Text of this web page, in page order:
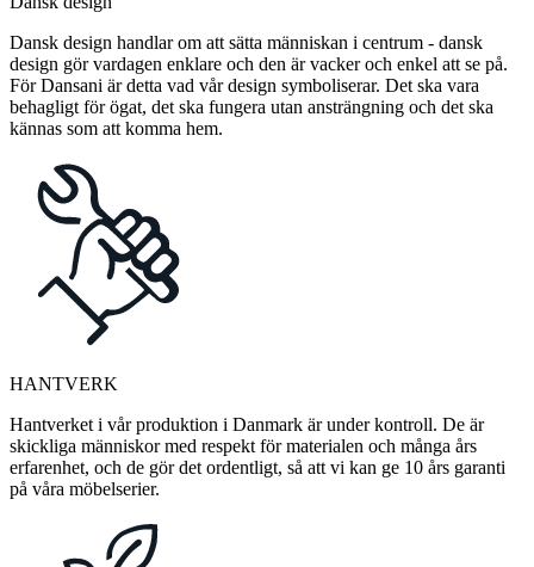
Dansk design handlar om att sätta människan i centrum - dansk
design gör vardagen enklare och den är vacker och enkel att se på.
För Dansani är detta vad vår design symboliserar. Det ska vara
behagligt för ögat, det ska fungera utan ansträngning och det ska
kännas som att komma hem.
HANTVERK
Hantverket i vår produktion i Danmark är under kontroll. De är
skickliga människor med respekt för materialen och många års
erfarenhet, och de gör det ordentligt, så att vi kan ge 10 års garanti
på våra möbelserier.